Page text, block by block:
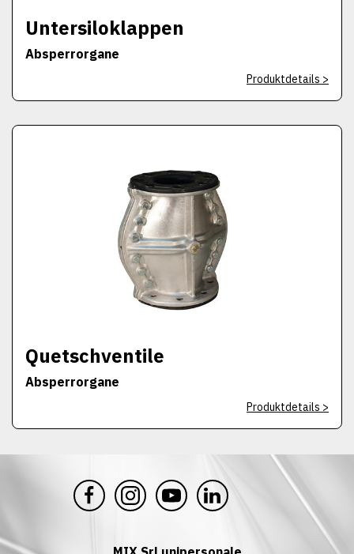
Untersiloklappen
Absperrorgane
Produktdetails >
Quetschventile
Absperrorgane
Produktdetails >